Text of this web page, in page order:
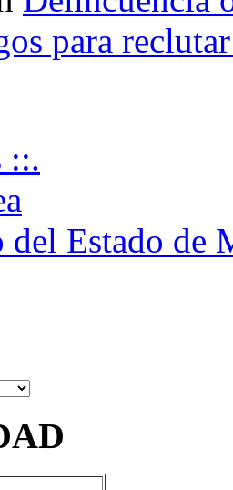
para
::.
del Estado de